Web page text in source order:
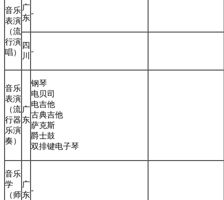
音乐
表演
（流
行演
唱）
广
东
-
四
川
-
音乐
表演
（流
行器
乐演
奏）
广
东
钢琴
电贝司
电吉他
古典吉他
萨克斯
爵士鼓
双排键电子琴
音乐
学
（师
广
东
-